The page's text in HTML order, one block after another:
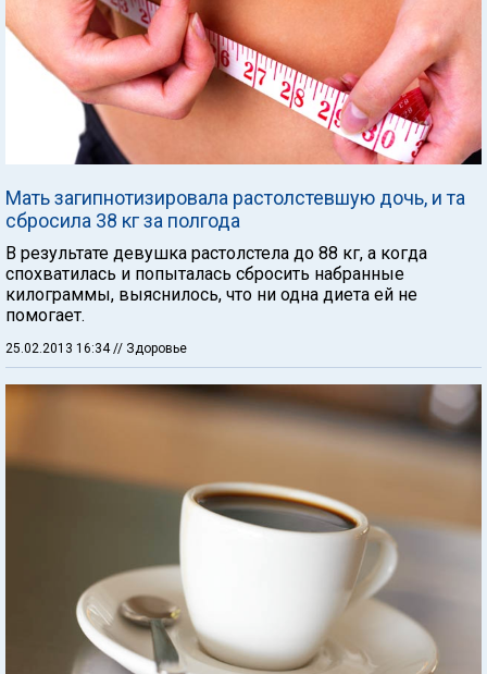
Мать загипнотизировала растолстевшую дочь, и та
сбросила 38 кг за полгода
В результате девушка растолстела до 88 кг, а когда
спохватилась и попыталась сбросить набранные
килограммы, выяснилось, что ни одна диета ей не
помогает.
25.02.2013 16:34// Здоровье